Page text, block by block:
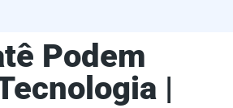
Podem
|